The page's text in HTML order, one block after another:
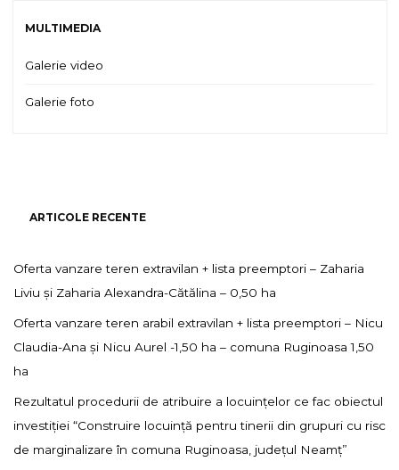
MULTIMEDIA
Galerie video
Galerie foto
ARTICOLE RECENTE
Oferta vanzare teren extravilan + lista preemptori – Zaharia
Liviu și Zaharia Alexandra-Cătălina – 0,50 ha
Oferta vanzare teren arabil extravilan + lista preemptori – Nicu
Claudia-Ana și Nicu Aurel -1,50 ha – comuna Ruginoasa 1,50
ha
Rezultatul procedurii de atribuire a locuințelor ce fac obiectul
investiției “Construire locuință pentru tinerii din grupuri cu risc
de marginalizare în comuna Ruginoasa, județul Neamț”